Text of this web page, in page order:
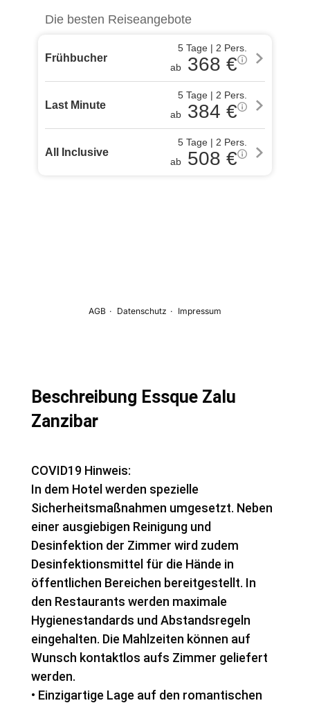
Beschreibung Essque Zalu
Zanzibar
COVID19 Hinweis:
In dem Hotel werden spezielle
Sicherheitsmaßnahmen umgesetzt. Neben
einer ausgiebigen Reinigung und
Desinfektion der Zimmer wird zudem
Desinfektionsmittel für die Hände in
öffentlichen Bereichen bereitgestellt. In
den Restaurants werden maximale
Hygienestandards und Abstandsregeln
eingehalten. Die Mahlzeiten können auf
Wunsch kontaktlos aufs Zimmer geliefert
werden.
• Einzigartige Lage auf den romantischen